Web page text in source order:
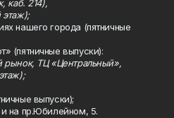
каб. 214),
этаж);
нашего города (пятничные
(пятничные выпуски):
рынок, ТЦ «Центральный»,
выпуски);
на пр.Юбилейном, 5.